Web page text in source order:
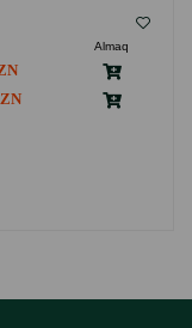
Almaq